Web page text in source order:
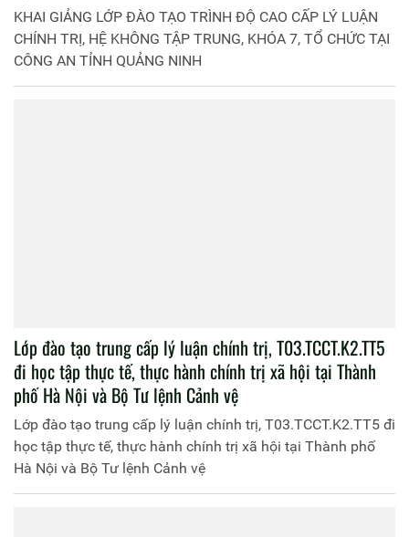
KHAI GIẢNG LỚP ĐÀO TẠO TRÌNH ĐỘ CAO CẤP LÝ LUẬN
CHÍNH TRỊ, HỆ KHÔNG TẬP TRUNG, KHÓA 7, TỔ CHỨC TẠI
CÔNG AN TỈNH QUẢNG NINH
Lớp đào tạo trung cấp lý luận chính trị, T03.TCCT.K2.TT5
đi học tập thực tế, thực hành chính trị xã hội tại Thành
phố Hà Nội và Bộ Tư lệnh Cảnh vệ
Lớp đào tạo trung cấp lý luận chính trị, T03.TCCT.K2.TT5 đi
học tập thực tế, thực hành chính trị xã hội tại Thành phố
Hà Nội và Bộ Tư lệnh Cảnh vệ